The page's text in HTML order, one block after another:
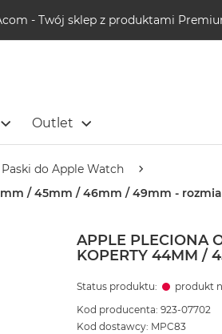
- Twój sklep z produktami
Outlet
Paski do Apple Watch
/ 45mm / 46mm / 49mm -
APPLE PLECIONA
KOPERTY 44MM /
Status produktu:
produkt
Kod producenta: 923-07702
Kod dostawcy: MPC83